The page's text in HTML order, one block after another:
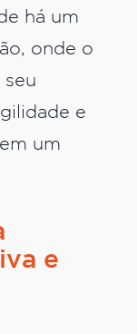
há um
onde o
e
um
e